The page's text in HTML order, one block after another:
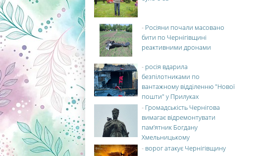
- Росіяни почали масовано
бити по Чернігівщині
реактивними дронами
- росія вдарила
безпілотниками по
вантажному відділенню "Нової
пошти" у Прилуках
- Громадськість Чернігова
вимагає відремонтувати
пам’ятник Богдану
Хмельницькому
- ворог атакує Чернігівщину